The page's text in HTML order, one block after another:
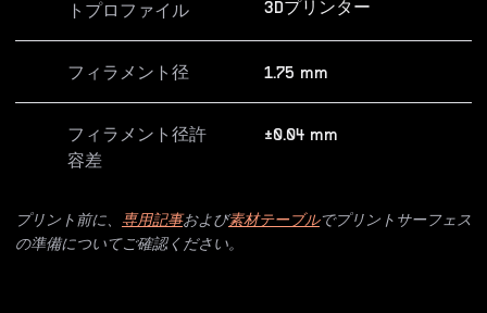
トプロファイル
3Dプリンター
フィラメント径 1.75 mm
フィラメント径許
容差
±0.04 mm
プリント前に、 専用記事および素材テーブルでプリントサーフェス
の準備についてご確認ください。